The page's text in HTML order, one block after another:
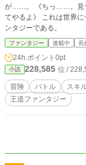
が……。 《ちっ……。見つかっちまったか。仕方ねぇな。願いを一つだけ叶え
てやるよ》 これは世界に七つある願い玉を集めるために世界に旅立つ王道ファ
ンタジーである。
ファンタジー 連載中 長
24h.ポイント 0pt
小説 228,585 位 /
冒険 バトル スキ
王道ファンタジー